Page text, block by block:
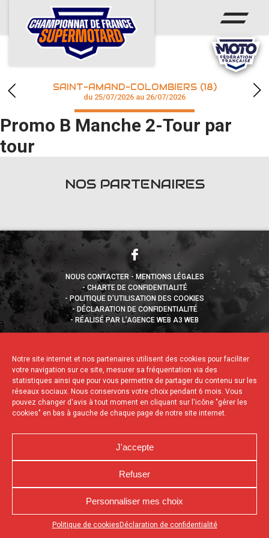
Notre site internet et nos partenaires utilisent des cookies pour faciliter
votre navigation sur ce site, mesurer sa fréquentation via des
statistiques ainsi que pour vous permettre de partager du contenu sur les
réseaux sociaux. Nous conservons votre choix pendant 6 mois. Vous
pouvez changer d'avis à tout moment en cliquant sur l'icône "gérer les
cookies" en bas à gauche de chaque page de notre site internet.
J'accepte
Refuser
Personnaliser mes choix
Politique de cookies Déclaration de confidentialité
Appuyez sur le bouton partager en bas de votre
ACCUEIL
ACTUS
CALENDRIER
CHAMPIONNAT
RÉSULTATS
PHOTOS / WEB TV
SAINT-AMAND-COLOMBIERS (18)
du 25/07/2026 au 26/07/2026
Promo B Manche 2-Tour par
tour
NOS PARTENAIRES
NOUS CONTACTER
MENTIONS LÉGALES
CHARTE DE CONFIDENTIALITÉ
POLITIQUE D’UTILISATION DES COOKIES
DÉCLARATION DE CONFIDENTIALITÉ
RÉALISÉ PAR L’AGENCE WEB A3 WEB